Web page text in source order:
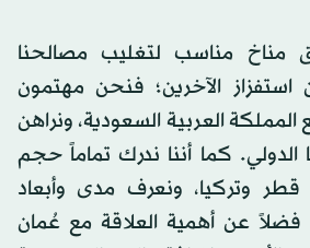
مناخ مناسب لتغليب مصالحنا
استفزاز الآخرين؛ فنحن مهتمون
المملكة العربية السعودية، ونراهن
الدولي. كما أننا ندرك تماماً حجم
قطر وتركيا، ونعرف مدى وأبعاد
فضلاً عن أهمية العلاقة مع عُمان